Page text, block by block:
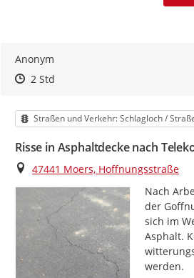
Anonym
Zeitpunkt des Erstellens
Zeitpunkt des Erstellens
2 StdZur Äußerung
Kategorie
Straßen und Verkehr: Schlagloch /
Risse in Asphaltdecke nach
Ort
47441 Moers, Hoffnungsstraße
Nach
der
sich im
Asphalt.
werden.